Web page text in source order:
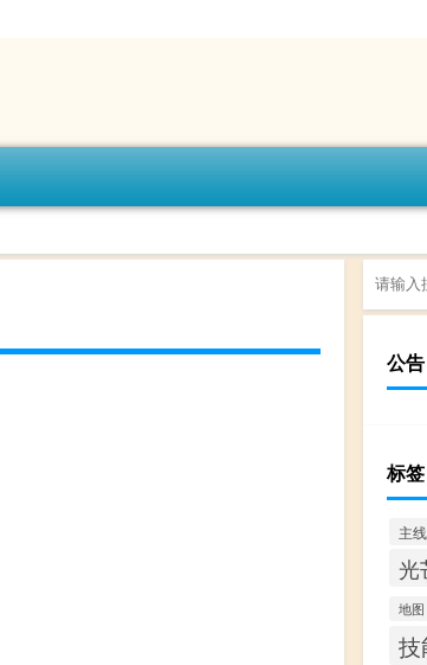
公告
标签
主线
光
地图
技